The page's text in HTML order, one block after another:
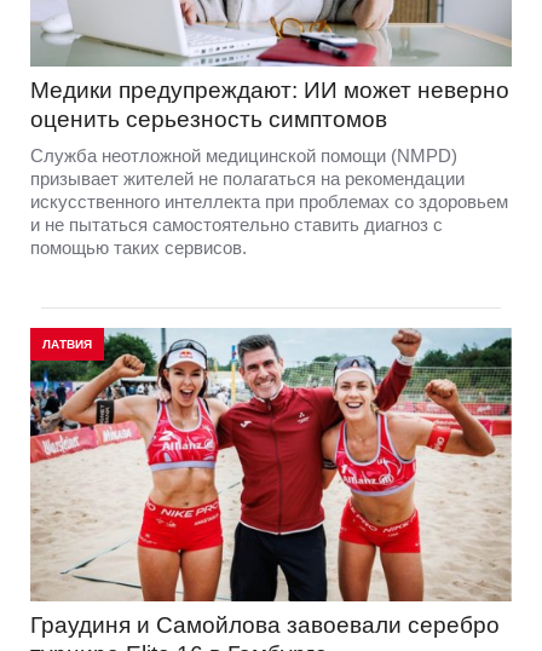
Медики предупреждают: ИИ может неверно
оценить серьезность симптомов
Служба неотложной медицинской помощи (NMPD)
призывает жителей не полагаться на рекомендации
искусственного интеллекта при проблемах со здоровьем
и не пытаться самостоятельно ставить диагноз с
помощью таких сервисов.
ЛАТВИЯ
Граудиня и Самойлова завоевали серебро